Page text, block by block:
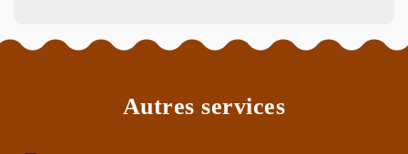
Autres services